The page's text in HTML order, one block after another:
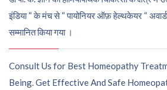
इंडिया “ के मंच से “ पायोनियर ऑफ़ हेल्थकेयर “
सम्मानित किया गया ।
Consult Us for Best Homeopathy
Being. Get Effective And Safe